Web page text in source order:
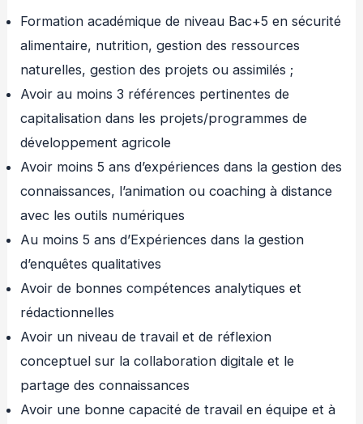
Formation académique de niveau Bac+5 en sécurité
alimentaire, nutrition, gestion des ressources
naturelles, gestion des projets ou assimilés ;
Avoir au moins 3 références pertinentes de
capitalisation dans les projets/programmes de
développement agricole
Avoir moins 5 ans d’expériences dans la gestion des
connaissances, l’animation ou coaching à distance
avec les outils numériques
Au moins 5 ans d’Expériences dans la gestion
d’enquêtes qualitatives
Avoir de bonnes compétences analytiques et
rédactionnelles
Avoir un niveau de travail et de réflexion
conceptuel sur la collaboration digitale et le
partage des connaissances
Avoir une bonne capacité de travail en équipe et à